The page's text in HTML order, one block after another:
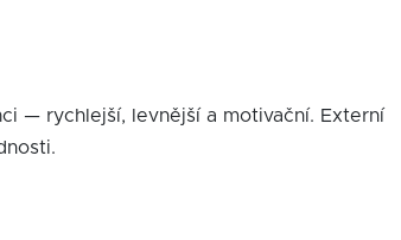
— rychlejší, levnější a motivační. Externí